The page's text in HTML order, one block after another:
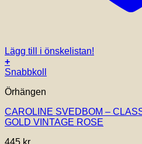
Lägg till i önskelistan!
+
Snabbkoll
Örhängen
CAROLINE SVEDBOM –
GOLD VINTAGE ROSE